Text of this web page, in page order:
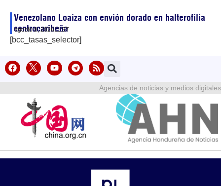
Venezolano Loaiza con envión dorado en halterofilia
centrocaribeña
agosto 8, 202611:37
[bcc_tasas_selector]
Agencias de noticias y medios digitales